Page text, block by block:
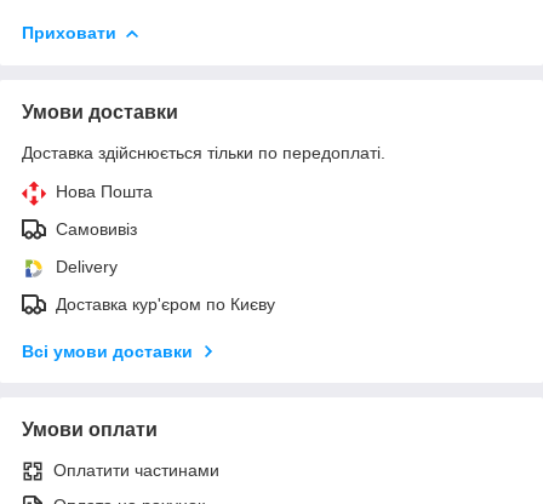
Приховати
Умови доставки
Доставка здійснюється тільки по передоплаті.
Нова Пошта
Самовивіз
Delivery
Доставка кур'єром по Києву
Всі умови доставки
Умови оплати
Оплатити частинами